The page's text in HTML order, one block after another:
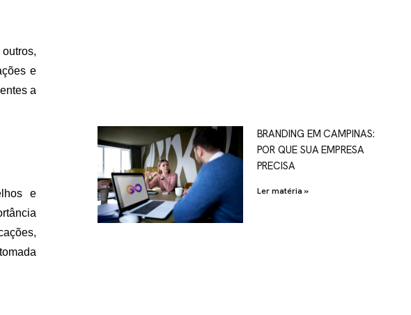
CONOSCO
e
a
e
BRANDING EM CAMPINAS:
POR QUE SUA EMPRESA
PRECISA
Ler matéria »